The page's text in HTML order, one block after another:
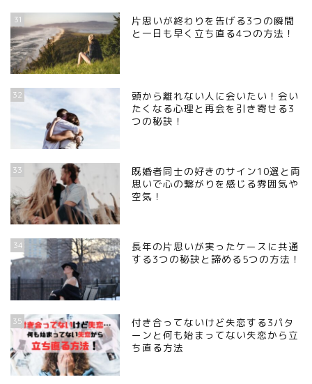
31
片思いが終わりを告げる3つの瞬間
と一日も早く立ち直る4つの方法！
32
頭から離れない人に会いたい！会い
たくなる心理と再会を引き寄せる3
つの秘訣！
33
既婚者同士の好きのサイン10選と両
思いで心の繋がりを感じる雰囲気や
空気！
34
長年の片思いが実ったケースに共通
する3つの秘訣と諦める5つの方法！
35
付き合ってないけど失恋する3パタ
ーンと何も始まってない失恋から立
ち直る方法